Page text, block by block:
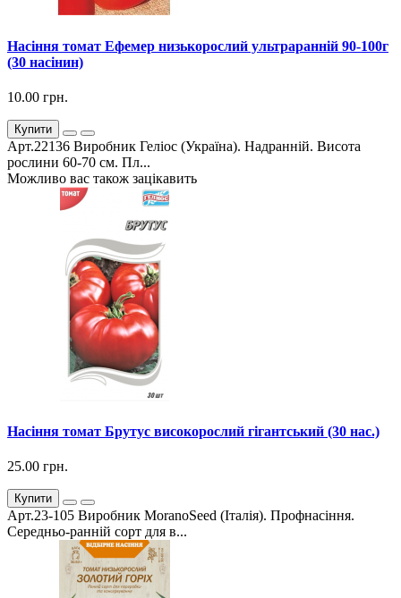
Насіння томат Ефемер низькорослий ультраранній 90-100г
(30 насінин)
10.00 грн.
Купити
Арт.22136 Виробник Геліос (Україна). Надранній. Висота
рослини 60-70 см. Пл...
Можливо вас також зацікавить
Насіння томат Брутус високорослий гігантський (30 нас.)
25.00 грн.
Купити
Арт.23-105 Виробник MoranoSeed (Італія). Профнасіння.
Середньо-ранній сорт для в...